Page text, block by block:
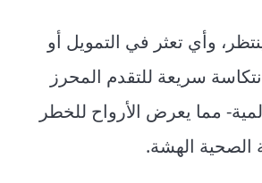
وأي تعثر في التمويل أو
سريعة للتقدم المحرز
مما يعرض الأرواح للخطر
الصحية الهشة.